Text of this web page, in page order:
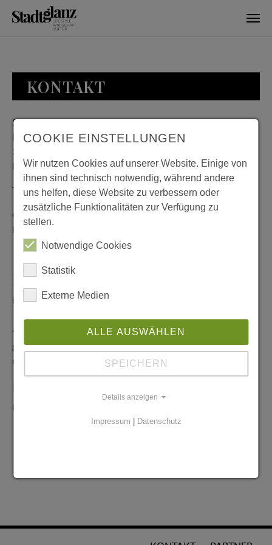
KONTAKT
Stadtglanz / mediaworld GmbH
Bankplatz 8
38100 Braunschweig
Deutschland
Telefon: 0531 482010-20
Geschäftszeiten: Montag bis Donnerstag 08:00 bis 18:00;
Freitag 08:00 bis 15:00
Redaktionelle Anfragen
info@stadtglanz.de
Anzeigen-Service
graen@mediaworldgmbh.deoder
meyer@mediaworldgmbh.de
tipps@stadtglanz.de
COOKIE EINSTELLUNGEN
Wir nutzen Cookies auf unserer Website. Einige von
ihnen sind technisch notwendig, während andere
uns helfen, diese Website zu verbessern oder
zusätzliche Funktionalitäten zur Verfügung zu
stellen.
Notwendige Cookies
Statistik
Externe Medien
ALLE AUSWÄHLEN
SPEICHERN
Details anzeigen
Impressum | Datenschutz